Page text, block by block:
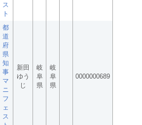
ス
ト
都
道
府
県
知
事
マ
ニ
フ
ェ
ス
新田
ゆう
じ
岐
阜
県
岐
阜
県
0000000689